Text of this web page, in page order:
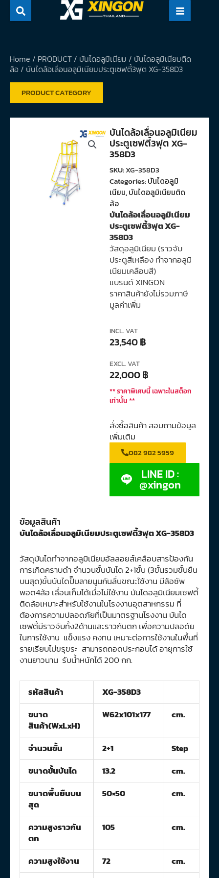
Skip
Home / PRODUCT / บันไดอลูมิเนียม / บันไดอลูมิเนียมติด
ล้อ / บันไดล้อเลื่อนอลูมิเนียมประตูเซฟตี้3ฟุต XG-358D3
PRODUCT CATEGORY
บันไดล้อเลื่อนอลูมิเนียม
ประตูเซฟตี้3ฟุต XG-
358D3
SKU:XG-358D3
Categories:บันไดอลูมิ
เนียม,บันไดอลูมิเนียมติด
ล้อ
บันไดล้อเลื่อนอลูมิเนียม
ประตูเซฟตี้3ฟุต XG-
358D3
วัสดุอลูมิเนียม (ราวจับ
ประตูสีเหลือง ทำจากอลูมิ
เนียมเคลือบสี)
แบรนด์ XINGON
ราคาสินค้ายังไม่รวมภาษี
มูลค่าเพิ่ม
INCL. VAT
23,540฿
EXCL. VAT
22,000฿
** ราคาพิเศษนี้ เฉพาะในสต็อก
เท่านั้น **
สั่งซื้อสินค้า สอบถามข้อมูล
เพิ่มเติม
082 982 5959
LINE ID :
@xingon
ข้อมูลสินค้า
บันไดล้อเลื่อนอลูมิเนียมประตูเซฟตี้3ฟุต XG-358D3
วัสดุบันไดทำจากอลูมิเนียมอัลลอยส์เคลือบสารป้องกัน
การเกิดคราบดำ จำนวนขั้นบันได 2+1ขั้น (3ขั้นรวมขั้นยืน
บนสุด)ขั้นบันไดปั๊มลายนูนกันลื่นขณะใช้งาน มีล้อซัพ
พอต4ล้อ เลื่อนเก็บได้เมื่อไม่ใช้งาน บันไดอลูมิเนียมเซฟตี้
ติดล้อเหมาะสำหรับใช้งานในโรงงานอุตสาหกรรม ที่
ต้องการความปลอดภัยที่เป็นมาตรฐานโรงงาน บันได
เซฟตี้มีราวจับทั้ง2ด้านและราวกันตก เพื่อความปลอดัย
ในการใช้งาน แข็งแรง คงทน เหมาะต่อการใช้งานในพื้นที่
รายเรียบไม่ขรุขระ สามารถถอดประกอบได้ อายุการใช้
งานยาวนาน รับน้ำหนักได้ 200 กก.
รหัสสินค้า
XG-358D3
ขนาด
สินค้า(WxLxH)
W62x101x177 cm.
จำนวนขั้น 2+1
Step
ขนาดขั้นบันได
13.2
cm.
ขนาดพื้นยืนบน
สุด
50×50 cm.
ความสูงราวกัน
ตก
105 cm.
ความสูงใช้งาน 72
cm.